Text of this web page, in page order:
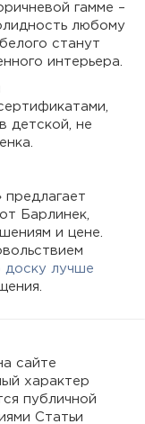
гамме –
любому
станут
интерьера.
детской, не
предлагает
Барлинек,
и цене.
доску лучше
сайте
характер
публичной
Статьи